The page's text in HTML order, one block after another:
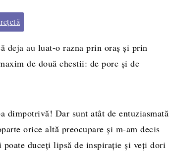
deja au luat-o razna prin oraş şi prin
de două chestii: de porc şi de
dimpotrivă! Dar sunt atât de entuziasmată
orice altă preocupare şi m-am decis
duceţi lipsă de inspiraţie şi veţi dori